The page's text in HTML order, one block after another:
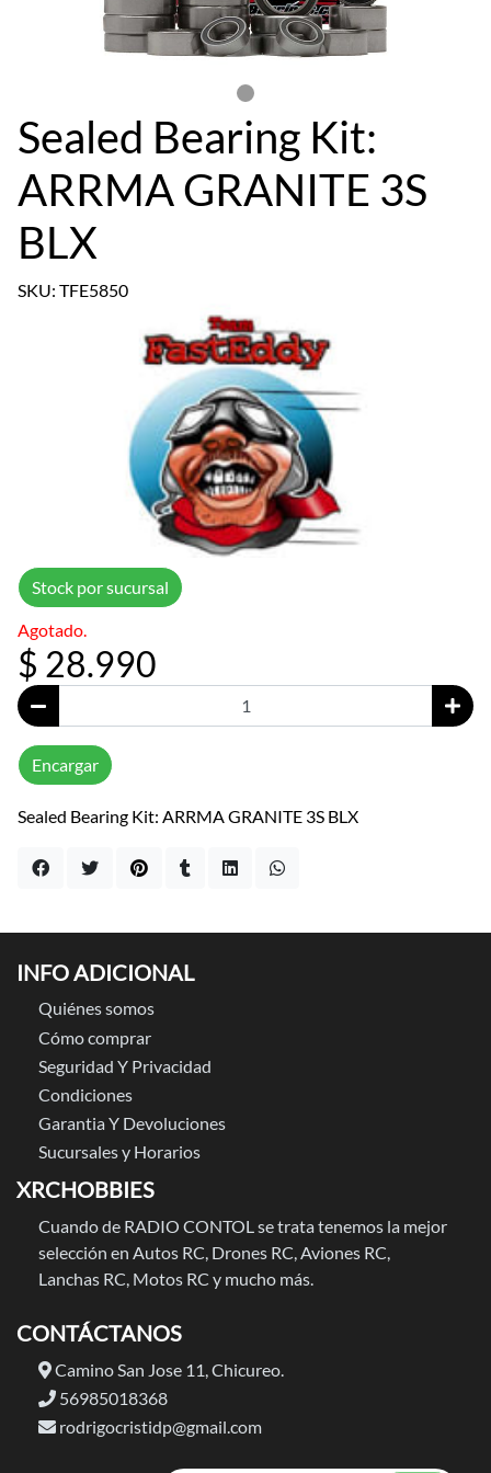
Sealed Bearing Kit:
ARRMA GRANITE 3S
BLX
SKU: TFE5850
Stock por sucursal
Agotado.
$ 28.990
Encargar
Sealed Bearing Kit: ARRMA GRANITE 3S BLX
INFO ADICIONAL
Quiénes somos
Cómo comprar
Seguridad Y Privacidad
Condiciones
Garantia Y Devoluciones
Sucursales y Horarios
XRCHOBBIES
Cuando de RADIO CONTOL se trata tenemos la mejor
selección en Autos RC, Drones RC, Aviones RC,
Lanchas RC, Motos RC y mucho más.
CONTÁCTANOS
Camino San Jose 11, Chicureo.
56985018368
rodrigocristidp@gmail.com